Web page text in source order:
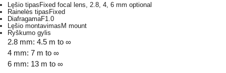
Lęšio tipasFixed focal lens, 2.8, 4, 6 mm optional
Rainelės tipasFixed
DiafragamaF1.0
Lęšio montavimasM mount
Ryškumo gylis
2.8 mm: 4.5 m to ∞
4 mm: 7 m to ∞
6 mm: 13 m to ∞